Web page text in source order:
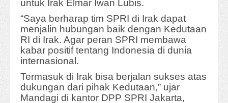
untuk Irak Elmar Iwan Lubis.
“Saya berharap tim SPRI di Irak dapat
menjalin hubungan baik dengan Kedutaan
RI di Irak. Agar peran SPRI membawa
kabar positif tentang Indonesia di dunia
internasional.
Termasuk di Irak bisa berjalan sukses atas
dukungan dari pihak Kedutaan,” ujar
Mandagi di kantor DPP SPRI Jakarta,